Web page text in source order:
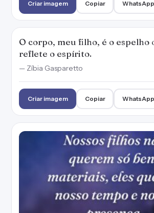
eles querem nosso tempo e
— Marianna Moreno
Criar imagem Copiar
Filhos são herança do Senhor,
devemos ensiná-los sobre Seu
— Marianna Moreno